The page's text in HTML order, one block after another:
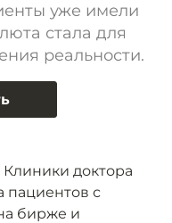
уже имели
стала для
реальности.
доктора
пациентов с
бирже и